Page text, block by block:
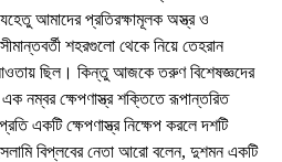
আমাদের প্রতিরক্ষামূলক অস্ত্র ও
শহরগুলো থেকে নিয়ে তেহরান
আওতায় ছিল। কিন্তু আজকে তরুণ বিশেষজ্ঞদের
নম্বর ক্ষেপণাস্ত্র শক্তিতে রূপান্তরিত
একটি ক্ষেপণাস্ত্র নিক্ষেপ করলে দশটি
বিপ্লবের নেতা আরো বলেন, দুশমন একটি